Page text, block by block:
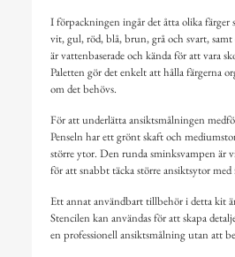
I förpackningen ingår det åtta olika färger
vit, gul, röd, blå, brun, grå och svart, samt
är vattenbaserade och kända för att vara
Paletten gör det enkelt att hålla färgerna
om det behövs.
För att underlätta ansiktsmålningen
Penseln har ett grönt skaft och
större ytor. Den runda sminksvampen är
för att snabbt täcka större ansiktsytor med
Ett annat användbart tillbehör i detta kit
Stencilen kan användas för att skapa
en professionell ansiktsmålning utan att